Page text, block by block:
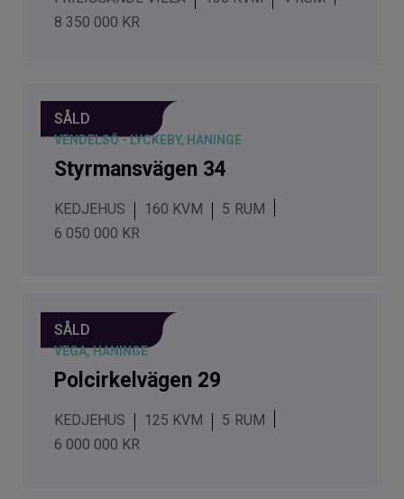
8 350 000 KR
SÅLD
Styrmansvägen 34
VENDELSÖ - LYCKEBY, HANINGE
5
160 KVM
KEDJEHUS
6 050 000 KR
SÅLD
Polcirkelvägen 29
VEGA, HANINGE
5
125 KVM
KEDJEHUS
6 000 000 KR